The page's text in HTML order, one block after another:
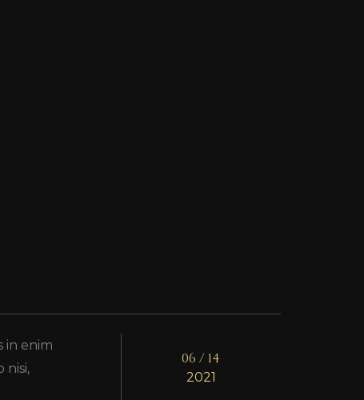
in enim
nisi,
06 / 14
2021